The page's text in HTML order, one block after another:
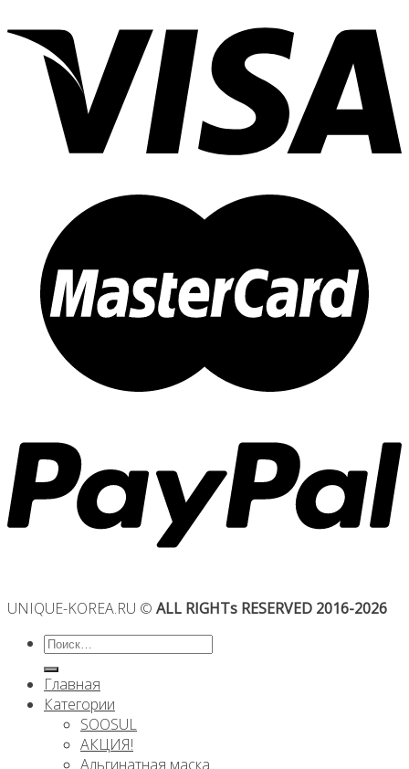
500 ₽.
UNIQUE-KOREA.RU © ALL RIGHTs RESERVED 2016-2026
Искать:
Главная
Категории
SOOSUL
АКЦИЯ!
Альгинатная маска